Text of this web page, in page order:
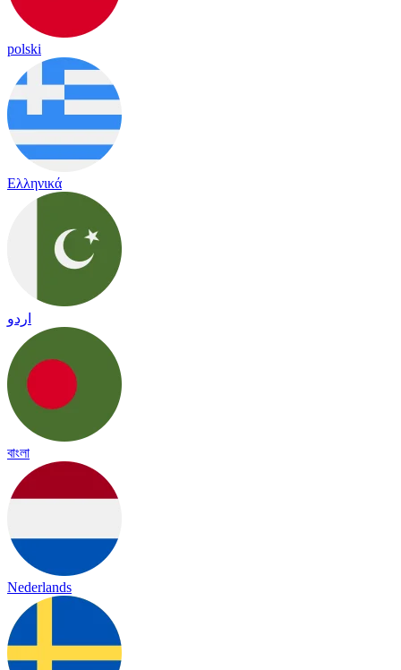
polski
Ελληνικά
اردو
বাংলা
Nederlands